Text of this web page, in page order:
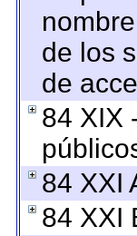
de los
de
84 XIX
84 XXI
84 XXI